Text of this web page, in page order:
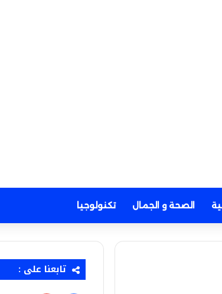
الصحة و الجمال تكنولوجيا
تابعنا على :